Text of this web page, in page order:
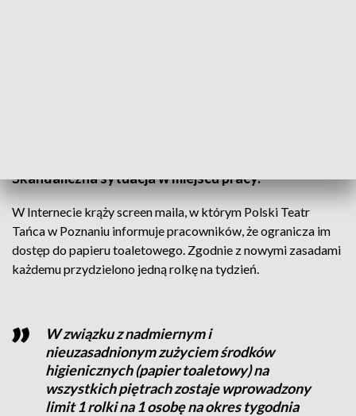
Skandaliczna sytuacja w miejscu pracy.
W Internecie krąży screen maila, w którym Polski Teatr
Tańca w Poznaniu informuje pracowników, że ogranicza im
dostęp do papieru toaletowego. Zgodnie z nowymi zasadami
każdemu przydzielono jedną rolkę na tydzień.
W związku z nadmiernym i
nieuzasadnionym zużyciem środków
higienicznych (papier toaletowy) na
wszystkich piętrach zostaje wprowadzony
limit 1 rolki na 1 osobę na okres tygodnia